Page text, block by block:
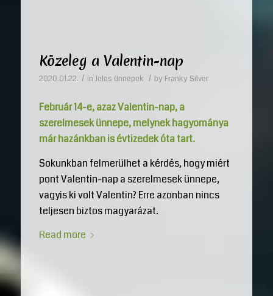
Közeleg a Valentin-nap
2020.01.22. / in Jeles ünnepek / by Franky Silver
Február 14-e, azaz Valentin-nap, a
szerelmesek ünnepe, melynek hagyománya
már hazánkban is évtizedek óta tart.
Sokunkban felmerülhet a kérdés, hogy miért
pont Valentin-nap a szerelmesek ünnepe,
vagyis ki volt Valentin? Erre azonban nincs
teljesen biztos magyarázat.
Read more